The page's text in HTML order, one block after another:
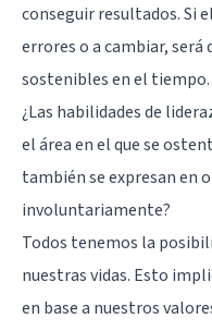
conseguir resultados. Si
errores o a cambiar,
sostenibles en el tiempo.
¿Las habilidades de
el área en el que se
también se expresan en
involuntariamente?
Todos tenemos la
nuestras vidas. Esto
en base a nuestros